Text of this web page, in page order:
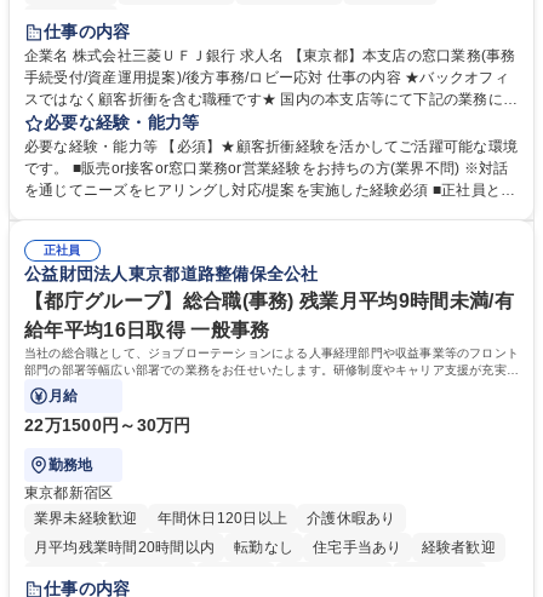
土日祝休み
仕事の内容
企業名 株式会社三菱ＵＦＪ銀行 求人名 【東京都】本支店の窓口業務(事務
手続受付/資産運用提案)/後方事務/ロビー応対 仕事の内容 ★バックオフィ
スではなく顧客折衝を含む職種です★ 国内の本支店等にて下記の業務に従
事していただきます。 ■窓口/後方/ロビーにて事務手続等の受付・オペレ
ーション、お客様対応 ■窓口にて、ご来店された個人のお客様に対して金
融商品のご提案 ■効率的な事務運用の検討・構築等 ≪業務紹介：ご応募前
に必ずご覧ください≫ ※記事 https://www.mysite.bk.mufg.jp/career/circle/
必要な経験・能力等
必要な経験・能力等 【必須】★顧客折衝経験を活かしてご活躍可能な環境
です。 ■販売or接客or窓口業務or営業経験をお持ちの方(業界不問) ※対話
を通じてニーズをヒアリングし対応/提案を実施した経験必須 ■正社員とし
るので安心して入行いただけます。 幅広いキャリアの選択肢があり、公募
や社内副業等を活用し、 一人ひとりが挑戦できるカルチャーが浸透してい
ます。 学歴・資格 学歴：大学院 大学 高専 短大 専修学校 高校 語学力：
資格：
正社員
公益財団法人東京都道路整備保全公社
【都庁グループ】総合職(事務) 残業月平均9時間未満/有
給年平均16日取得 一般事務
当社の総合職として、ジョブローテーションによる人事経理部門や収益事業等のフロント
部門の部署等幅広い部署での業務をお任せいたします。研修制度やキャリア支援が充実し
ております！ ※下記業務詳細
月給
22万1500円～30万円
勤務地
東京都新宿区
業界未経験歓迎
年間休日120日以上
介護休暇あり
月平均残業時間20時間以内
転勤なし 住宅手当あり
経験者歓迎
研修あり
退職金あり
仕事の内容